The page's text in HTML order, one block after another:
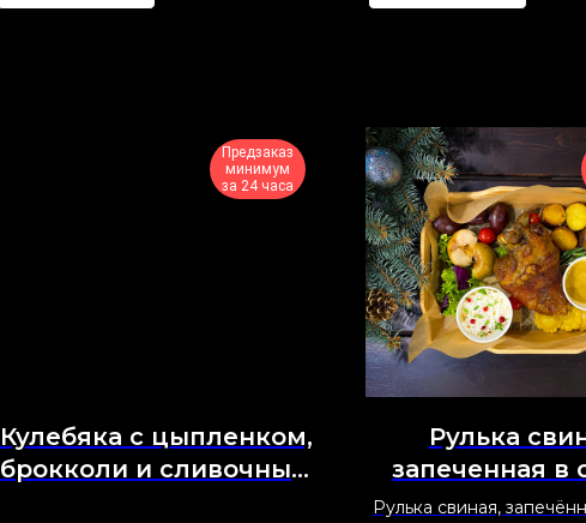
Предзаказ
минимум
за 24 часа
Кулебяка с цыпленком,
брокколи и сливочным
Рулька
запеченная в
горчичном
Рулька свиная,